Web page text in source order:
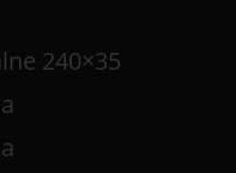
240×35